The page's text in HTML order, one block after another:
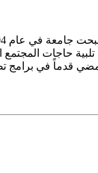
حاجات المجتمع
قدماً في برامج